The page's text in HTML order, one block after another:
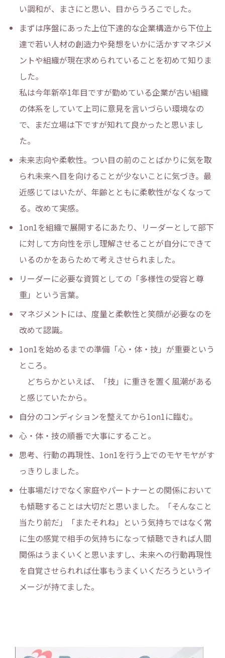
い調和が、まさにと思い、目からうろこでした。
まずは序盤にあった上位下達的な企業構造から下位上
達で若い人材の創造力や発想をいかに活かすマネジメ
ントや組織が現在求められていることを初めて知りま
した。
私は今年新卒1年目ですが勤めている企業が古い組織
の体系をしていて上司に意見を言いづらい環境なの
で、まだ立場は下ですが知れて良かったと思いまし
た。
未来志向や柔軟性。つい目の前のことばかりに気を取
られ未来へ目を向けることが少ないことに気づき。最
近感じてはいたが、年齢とともに柔軟性がなくなって
る。改めて実感。
1on1を組織で展開するにあたり、リーダーとして部下
に対して方向性を示し理解させることが自分にできて
いるのかをあらためて考えさせられました。
リーダーに必要な資質としての「多様性の受容と尊
重」という言葉。
マネジメントには、度量と柔軟性と笑顔が必要なのを
改めて認識。
1on1を始めるまでの準備「心・体・技」が重要という
ところ。
どちらかといえば、「技」に重きを置く風潮がある
と感じていたから。
自分のコンディションを整えてから1on1に臨む。
心・体・技の順番で大事にすること。
思考、行動の再現性、1on1を行う上でのモヤモヤがす
っきりしました。
仕事場だけでなく家庭やパートナーとの関係において
も傾聴することは大切だと思いました。「そんなこと
当たり前だ」「またそれね」という気持ちではなく常
に生の感覚で相手の気持ちになって傾聴できれば人間
関係はうまくいくと思いますし、未来への行動再現性
を自覚させられれば仕事もうまくいくだろうというイ
メージが持てました。